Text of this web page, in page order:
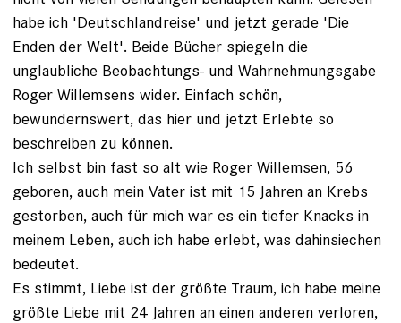
habe ich 'Deutschlandreise' und jetzt gerade 'Die
Enden der Welt'. Beide Bücher spiegeln die
unglaubliche Beobachtungs- und Wahrnehmungsgabe
Roger Willemsens wider. Einfach schön,
bewundernswert, das hier und jetzt Erlebte so
beschreiben zu können.
Ich selbst bin fast so alt wie Roger Willemsen, 56
geboren, auch mein Vater ist mit 15 Jahren an Krebs
gestorben, auch für mich war es ein tiefer Knacks in
meinem Leben, auch ich habe erlebt, was dahinsiechen
bedeutet.
Es stimmt, Liebe ist der größte Traum, ich habe meine
größte Liebe mit 24 Jahren an einen anderen verloren,